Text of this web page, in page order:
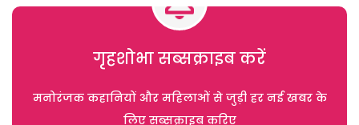
गृहशोभा सब्सक्राइब करें
मनोरंजक कहानियों और महिलाओं से जुड़ी हर नई खबर के
लिए सब्सक्राइब करिए